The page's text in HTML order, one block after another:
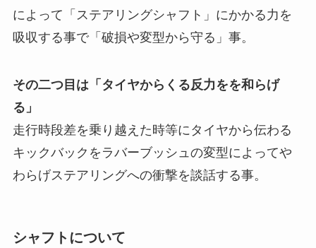
によって「ステアリングシャフト」にかかる力を
吸収する事で「破損や変型から守る」事。
その二つ目は「タイヤからくる反力をを和らげ
る」
走行時段差を乗り越えた時等にタイヤから伝わる
キックバックをラバーブッシュの変型によってや
わらげステアリングへの衝撃を談話する事。
シャフトについて